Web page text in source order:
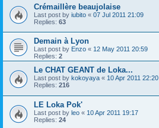
Crémaillère beaujolaise
Last post by iubito « 07 Jul 2011 21:09
Replies: 63
Demain à Lyon
Last post by Enzo « 12 May 2011 20:59
Replies: 2
Le CHAT GEANT de Loka...
Last post by kokoyaya « 10 Apr 2011 22:20
Replies: 216
LE Loka Pok'
Last post by leo « 10 Apr 2011 19:17
Replies: 24